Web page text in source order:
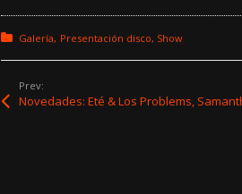
Posted in:
Galería Presentación disco Show
Prev: